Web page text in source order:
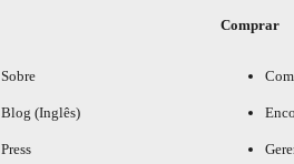
Sobre
Blog (Inglês)
Press
Comprar